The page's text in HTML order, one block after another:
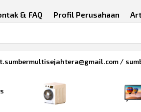
& FAQ Profil Perusahaan
/